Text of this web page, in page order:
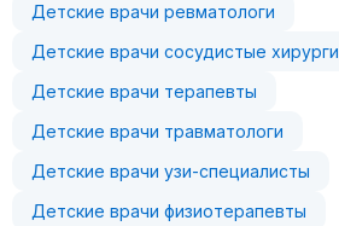
Детские врачи ревматологи
Детские врачи сосудистые хирурги
Детские врачи терапевты
Детские врачи травматологи
Детские врачи узи-специалисты
Детские врачи физиотерапевты